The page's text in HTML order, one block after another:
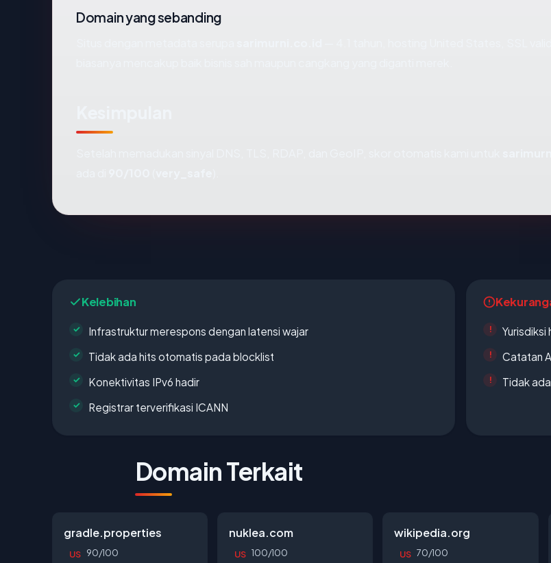
Domain yang sebanding
Kelebihan
Infrastruktur merespons dengan latensi wajar
Tidak ada hits otomatis pada blocklist
Konektivitas IPv6 hadir
Registrar terverifikasi ICANN
Catatan
Tidak
Domain Terkait
gradle.properties
US 90/100
nuklea.com
US 100/100
wikipedia.org
US 70/100